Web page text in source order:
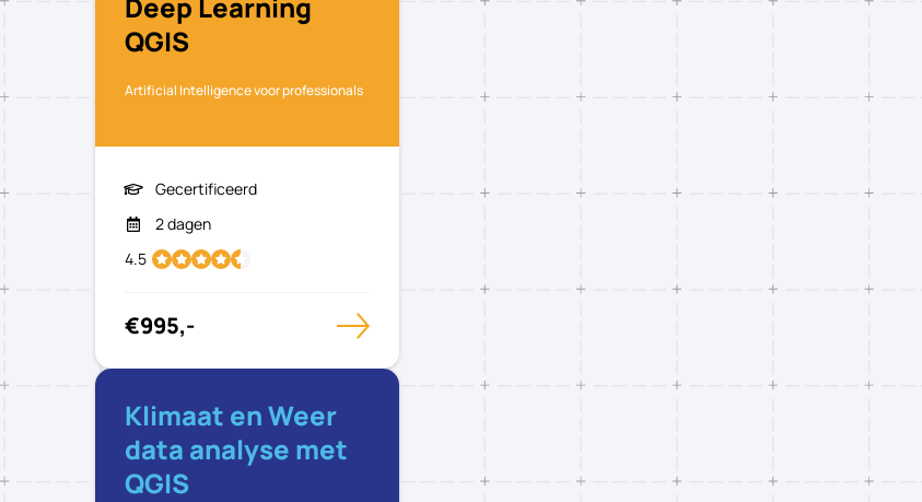
QGIS
Artificial Intelligence voor professionals
Gecertificeerd
2 dagen
4.5
€995,-
Klimaat en Weer
data analyse met
QGIS